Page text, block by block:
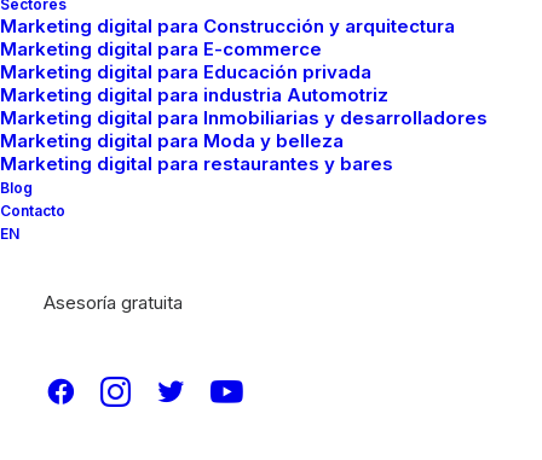
Sectores
Marketing digital para Construcción y arquitectura
Marketing digital para E-commerce
Marketing digital para Educación privada
Marketing digital para industria Automotriz
Marketing digital para Inmobiliarias y desarrolladores
Marketing digital para Moda y belleza
Marketing digital para restaurantes y bares
Blog
Contacto
EN
Asesoría gratuita
FMCreador